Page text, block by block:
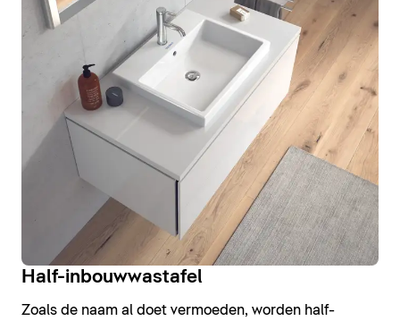
Half-inbouwwastafel
Zoals de naam al doet vermoeden, worden half-